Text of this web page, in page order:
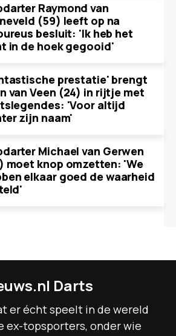
Raymond van
(59) leeft op na
besluit: 'Ik heb het
in de hoek gegooid'
prestatie' brengt
van Veen (24) in rijtje met
'Voor altijd
zijn naam'
Michael van Gerwen
moet knop omzetten: 'We
elkaar goed de waarheid